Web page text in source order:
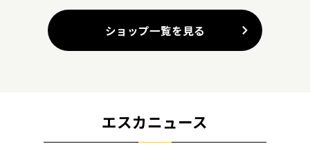
ショップ一覧を見る
エスカニュース